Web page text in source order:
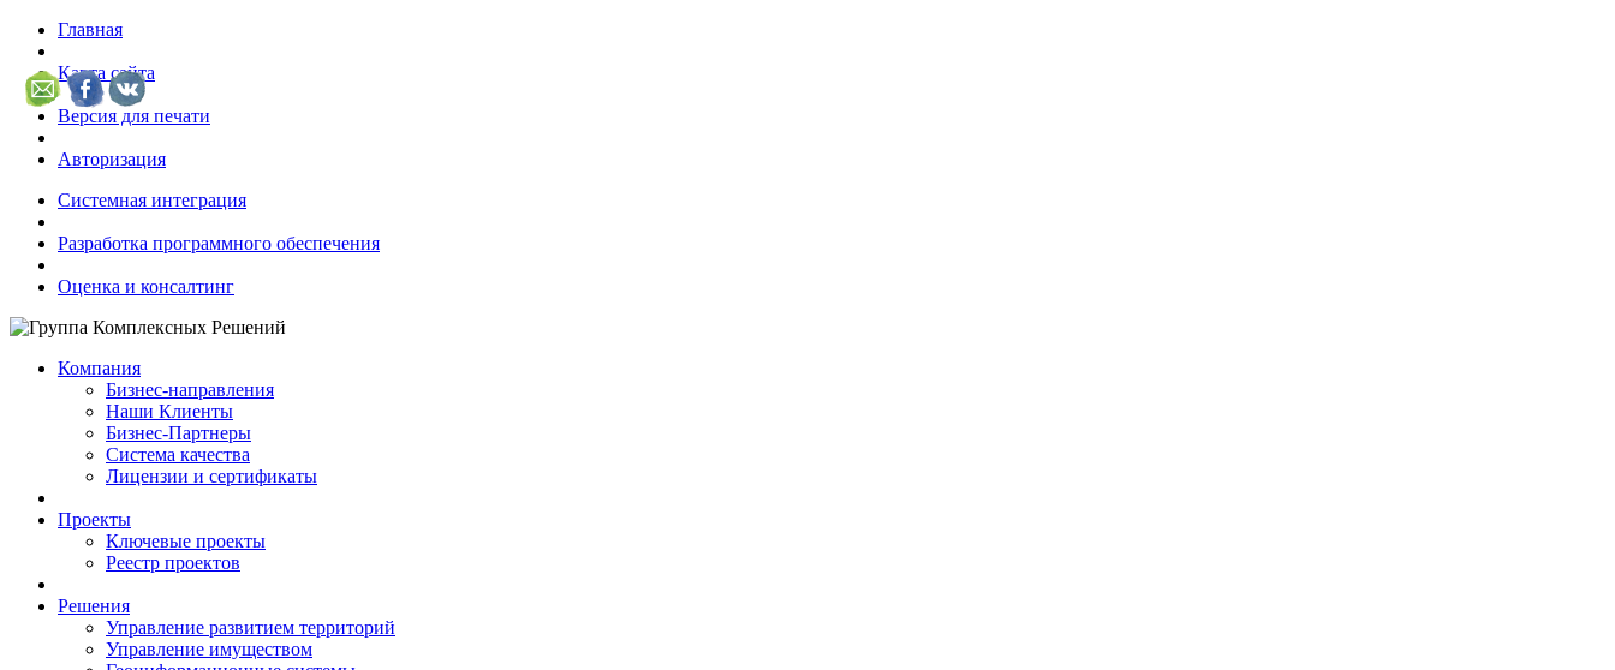
Главная
Карта сайта
Версия для печати
Авторизация
Системная интеграция
Разработка программного обеспечения
Оценка и консалтинг
Компания
Бизнес-направления
Наши Клиенты
Бизнес-Партнеры
Система качества
Лицензии и сертификаты
Проекты
Ключевые проекты
Реестр проектов
Решения
Управление развитием территорий
Управление имуществом